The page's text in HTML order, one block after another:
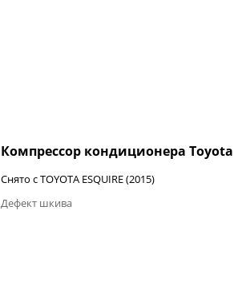
Компрессор кондиционера Toyota
Снято с TOYOTA ESQUIRE (2015)
Дефект шкива